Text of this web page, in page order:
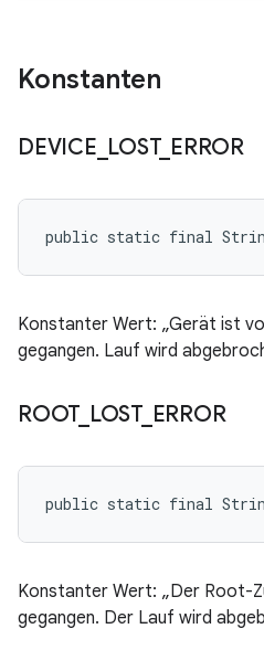
Konstanten
DEVICE LOST_ ERROR
public static final String
Konstanter Wert: „Gerät ist
gegangen. Lauf wird
ROOT_ LOST_ ERROR
public static final String
Konstanter Wert: „Der Root-
gegangen. Der Lauf wird